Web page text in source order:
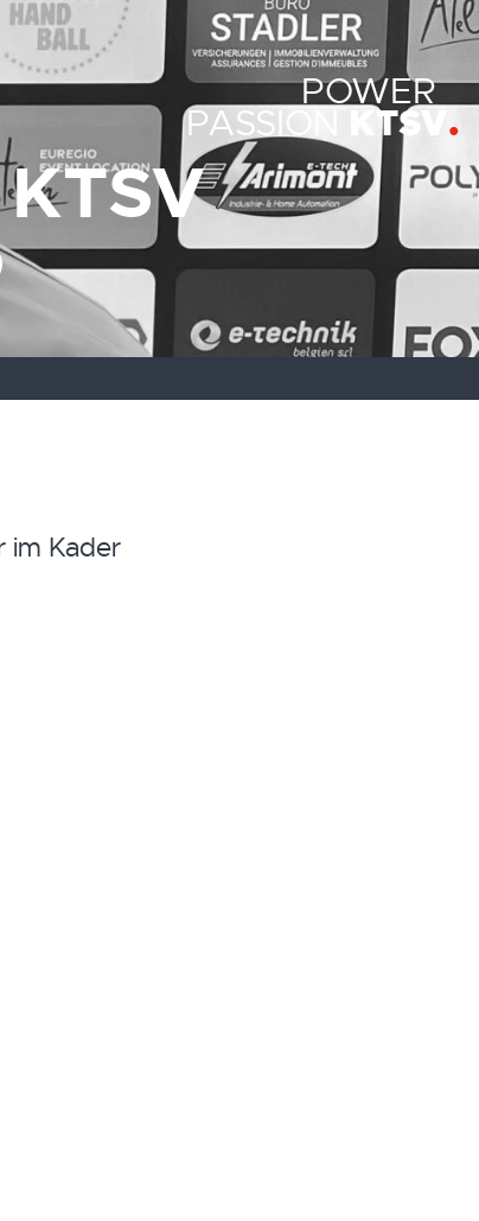
POWER
PASSION KTSV
im Kader